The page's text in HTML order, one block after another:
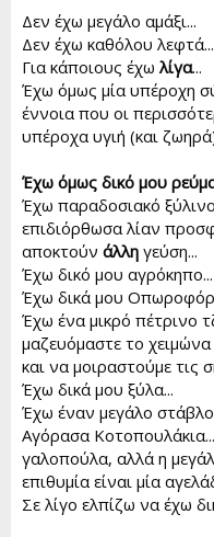
Δεν έχω μεγάλο αμάξι...
Δεν έχω καθόλου λεφτά...
Για κάποιους έχω λίγα...
Έχω όμως μία υπέροχη
έννοια που οι
υπέροχα υγιή (και
Έχω όμως δικό μου
Έχω παραδοσιακό
επιδιόρθωσα λίαν
αποκτούν άλλη γεύση...
Έχω δικό μου αγρόκηπο...
Έχω δικά μου
Έχω ένα μικρό πέτρινο
μαζευόμαστε το
και να μοιραστούμε τις
Έχω δικά μου ξύλα...
Έχω έναν μεγάλο
Αγόρασα
γαλοπούλα, αλλά η
επιθυμία είναι μία
Σε λίγο ελπίζω να έχω